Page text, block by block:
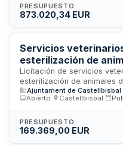
colonias de gatos
desarrollo del programa
atención continua a la
garantizando el bienestar
reintegración mediante
PRESUPUESTO
873.020,34 EUR
Servicios
esterilización de
Acogida de
Castellbisbal
Licitación de servicios
esterilización de animales
de Acogida de Animales
Castellbisbal. El contrato
centro como de colonias
identificación mediante
Ajuntament de Castellbisbal
Abierto
Castellbisbal
PRESUPUESTO
169.369,00 EUR